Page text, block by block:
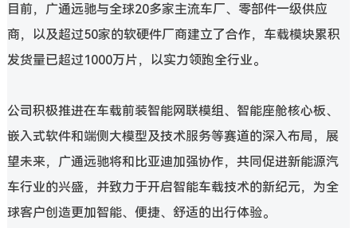
目前，广通远驰与全球20多家主流车厂、零部件一级供应
商，以及超过50家的软硬件厂商建立了合作，车载模块累积
发货量已超过1000万片，以实力领跑全行业。
公司积极推进在车载前装智能网联模组、智能座舱核心板、
嵌入式软件和端侧大模型及技术服务等赛道的深入布局，展
望未来，广通远驰将和比亚迪加强协作，共同促进新能源汽
车行业的兴盛，并致力于开启智能车载技术的新纪元，为全
球客户创造更加智能、便捷、舒适的出行体验。